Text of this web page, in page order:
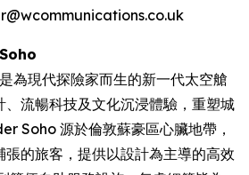
為現代探險家而生的新一代太空艙
、流暢科技及文化沉浸體驗，重塑城
Soho 源於倫敦蘇豪區心臟地帶，
的旅客，提供以設計為主導的高效